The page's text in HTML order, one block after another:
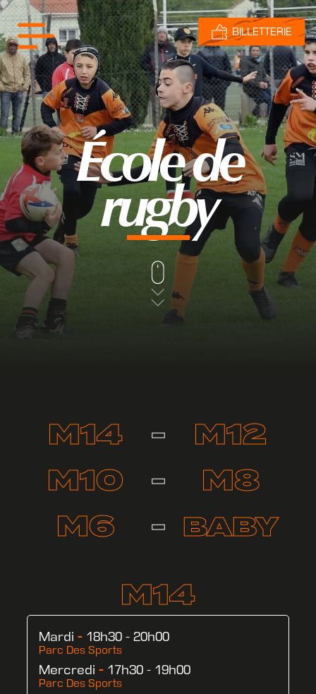
École de
rugby
M14 -
M12
M10
-
M8
M6
- BABY
M14
Mardi - 18h30 - 20h00
Parc Des Sports
Mercredi - 17h30 - 19h00
Parc Des Sports
BILLETTERIE